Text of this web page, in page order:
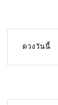
ดวงวันนี้